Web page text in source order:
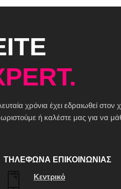
χρόνια έχει εδραιωθεί στον
ή καλέστε μας για να
ΤΗΛΕΦΩΝΑ ΕΠΙΚΟΙΝΩΝΙΑΣ
Κεντρικό